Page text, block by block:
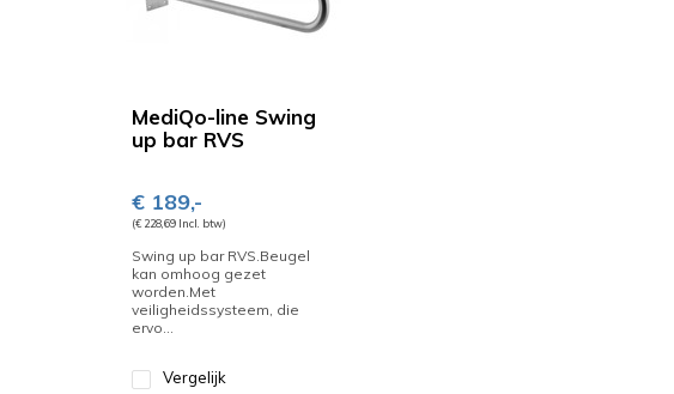
MediQo-line Swing
up bar RVS
€ 189,-
(€ 228,69 Incl. btw)
Swing up bar RVS.Beugel
kan omhoog gezet
worden.Met
veiligheidssysteem, die
ervo...
Vergelijk